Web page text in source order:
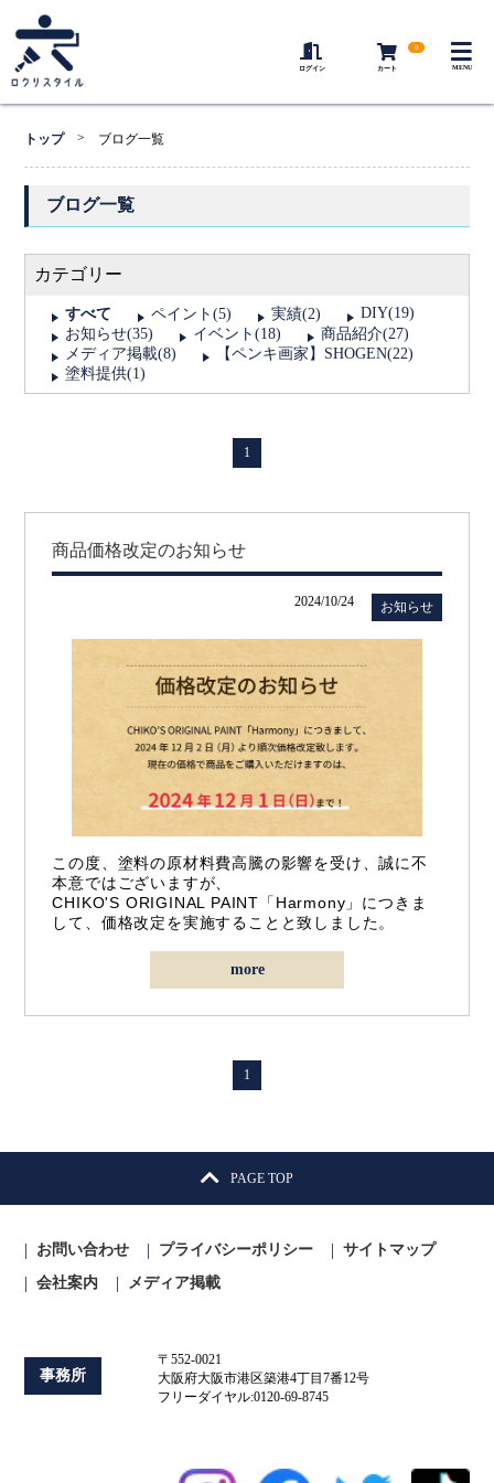
ログイン カート
0
MENU
トップ > ブログ一覧
ブログ一覧
カテゴリー
すべて ペイント(5) 実績(2)
DIY(19)
お知らせ(35)
イベント(18)
商品紹介(27)
メディア掲載(8)
【ペンキ画家】SHOGEN(22)
塗料提供(1)
1
商品価格改定のお知らせ
2024/10/24 お知らせ
この度、塗料の原材料費高騰の影響を受け、誠に不
本意ではございますが、
CHIKO'S ORIGINAL PAINT「Harmony」につきま
して、価格改定を実施することと致しました。
more
1
PAGE TOP
お問い合わせ プライバシーポリシー
サイトマップ
会社案内
メディア掲載
事務所
〒552-0021
大阪府大阪市港区築港4丁目7番12号
フリーダイヤル:0120-69-8745